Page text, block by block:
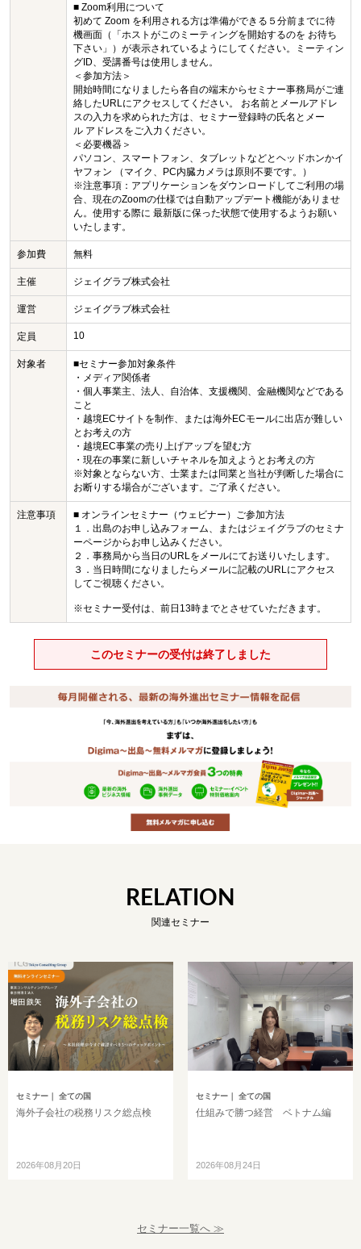
■ Zoom利用について
初めて Zoom を利用される方は準備ができる５分前までに待
機画面（「ホストがこのミーティングを開始するのを お待ち
下さい」）が表示されているようにしてください。ミーティン
グID、受講番号は使用しません。
＜参加方法＞
開始時間になりましたら各自の端末からセミナー事務局がご連
絡したURLにアクセスしてください。 お名前とメールアドレ
スの入力を求められた方は、セミナー登録時の氏名とメー
ル アドレスをご入力ください。
＜必要機器＞
パソコン、スマートフォン、タブレットなどとヘッドホンかイ
ヤフォン （マイク、PC内臓カメラは原則不要です。）
※注意事項：アプリケーションをダウンロードしてご利用の場
合、現在のZoomの仕様では自動アップデート機能がありませ
ん。使用する際に 最新版に保った状態で使用するようお願い
いたします。
参加費 無料
主催 ジェイグラブ株式会社
運営 ジェイグラブ株式会社
定員 10
対象者
■セミナー参加対象条件
・メディア関係者
・個人事業主、法人、自治体、支援機関、金融機関などである
こと
・越境ECサイトを制作、または海外ECモールに出店が難しい
とお考えの方
・越境EC事業の売り上げアップを望む方
・現在の事業に新しいチャネルを加えようとお考えの方
※対象とならない方、士業または同業と当社が判断した場合に
お断りする場合がございます。ご了承ください。
注意事項
■ オンラインセミナー（ウェビナー）ご参加方法
１．出島のお申し込みフォーム、またはジェイグラブのセミナ
ーページからお申し込みください。
２．事務局から当日のURLをメールにてお送りいたします。
３．当日時間になりましたらメールに記載のURLにアクセス
してご視聴ください。
※セミナー受付は、前日13時までとさせていただきます。
このセミナーの受付は終了しました
RELATION
関連セミナー
セミナー ｜ 全ての国
海外子会社の税務リスク総点検
2026年08月20日
セミナー｜ 全ての国
仕組みで勝つ経営 ベトナム編
2026年08月24日
セミナー一覧へ ≫